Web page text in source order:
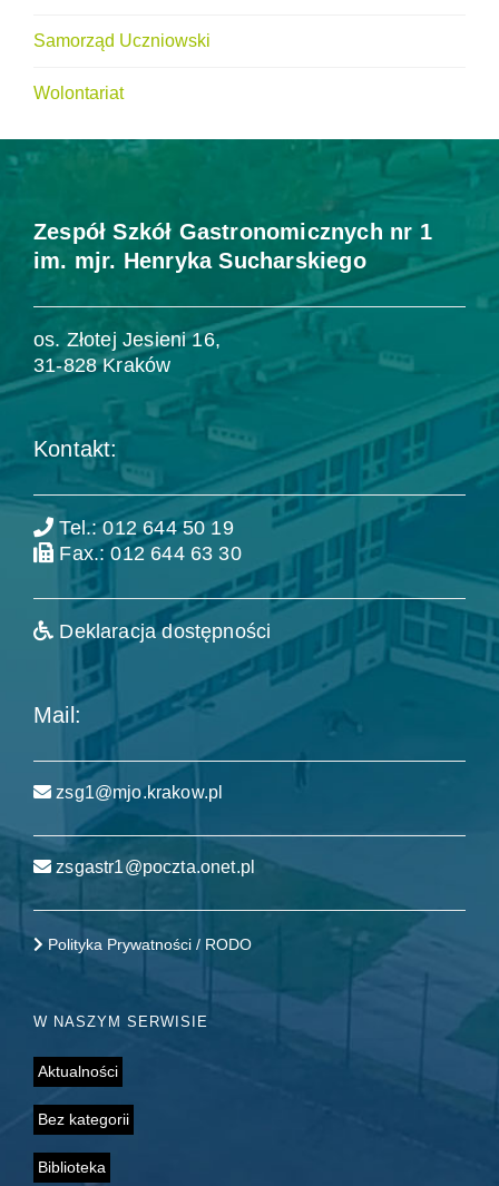
Samorząd Uczniowski
Wolontariat
Zespół Szkół Gastronomicznych nr 1
im. mjr. Henryka Sucharskiego
os. Złotej Jesieni 16,
31-828 Kraków
Kontakt:
Tel.: 012 644 50 19
Fax.: 012 644 63 30
Deklaracja dostępności
Mail:
zsg1@mjo.krakow.pl
zsgastr1@poczta.onet.pl
Polityka Prywatności / RODO
W NASZYM SERWISIE
Aktualności
Bez kategorii
Biblioteka